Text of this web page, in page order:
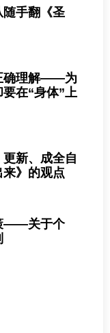
手翻《圣
确理解——为
在“身体”上
新、成全自
》的观点
——关于个